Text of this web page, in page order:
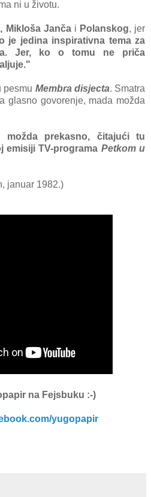
ni u životu.
Mikloša Jančai Polanskog, jer
je jedina inspirativna tema za
Jer, ko o tomu ne priča
pesmu Membra disjecta. Smatra
glasno govorenje, mada možda
možda prekasno, čitajući tu
emisiji TV-programa Petkom u
januar 1982.)
na Fejsbuku :-)
yugopapir